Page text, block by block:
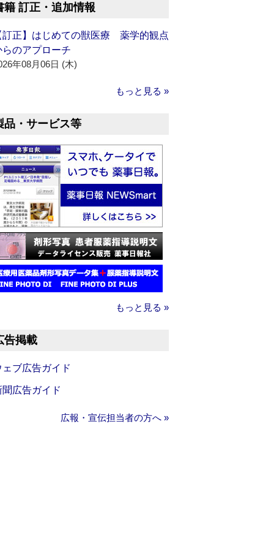
籍 訂正・追加情報
訂正】はじめての獣医療 薬学的観点
らのアプローチ
年08月06日 (木)
もっと見る »
品・サービス等
もっと見る »
告掲載
ェブ広告ガイド
聞広告ガイド
広報・宣伝担当者の方へ »